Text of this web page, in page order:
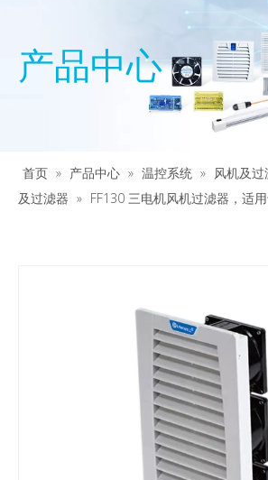
产品中心
首页 » 产品中心 » 温控系统 » 风机及过
及过滤器 » FF130 三电机风机过滤器，适